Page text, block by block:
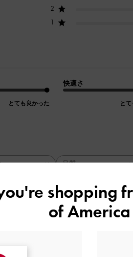
2
1
とても良かった
快適さ
と
品質
のですが、私の身長が小さいこと
shopping
of America